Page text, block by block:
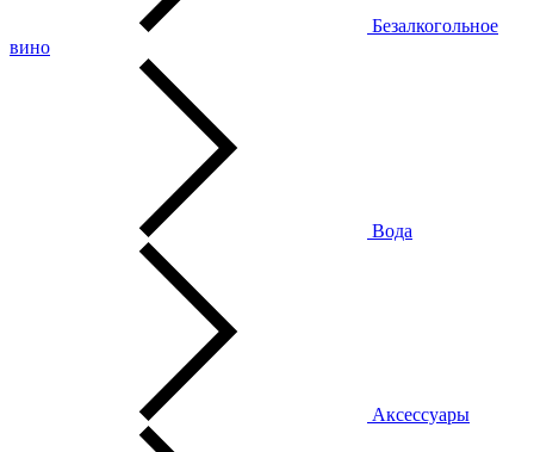
Безалкогольное
вино
Вода
Аксессуары